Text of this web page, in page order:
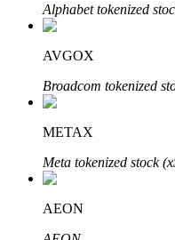
Afiliados de Bitrue
¡Hasta un 65% de
Alphabet tokenized
AVGOX
Broadcom tokenized
METAX
Meta tokenized stock
AEON